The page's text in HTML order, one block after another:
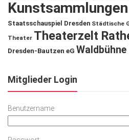
Staatsschauspiel Dresden Städtische
Theater Theaterzelt
Dresden-Bautzen eG Waldbühne
Mitglieder Login
Benutzername